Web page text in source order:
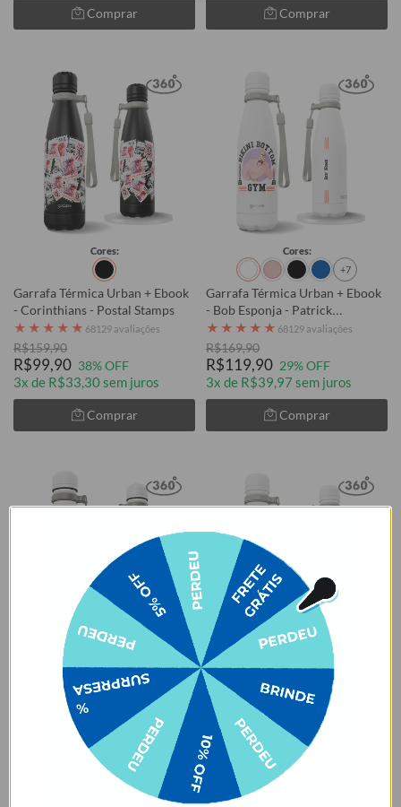
Comprar Comprar
Cores:
Garrafa Térmica Urban + Ebook
- Corinthians - Postal Stamps
★ ★ ★ ★ ★ 68129 avaliações
R$159,90
R$99,90 38% OFF
3x de R$33,30 sem juros
Comprar
Cores:
+7
Garrafa Térmica Urban + Ebook
- Bob Esponja - Patrick
Marombeiro
★ ★ ★ ★ ★ 68129 avaliações
R$169,90
R$119,90 29% OFF
3x de R$39,97 sem juros
Comprar
+4
Garrafa Térmica Urban + Ebook
- Lilo & Stitch - Surf Vibes
★ 68129 avaliações
29% OFF
3x de R$39,97 sem juros
Garrafa Térmica Urban + Ebook
- Use Dons - Carlos Acutis Icons
★★ ★★ ★68129 avaliações
R$159,90
R$99,90 38% OFF
3x de R$33,30 sem juros